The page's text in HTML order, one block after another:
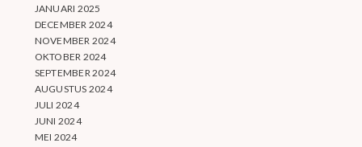
JANUARI 2025
DECEMBER 2024
NOVEMBER 2024
OKTOBER 2024
SEPTEMBER 2024
AUGUSTUS 2024
JULI 2024
JUNI 2024
MEI 2024